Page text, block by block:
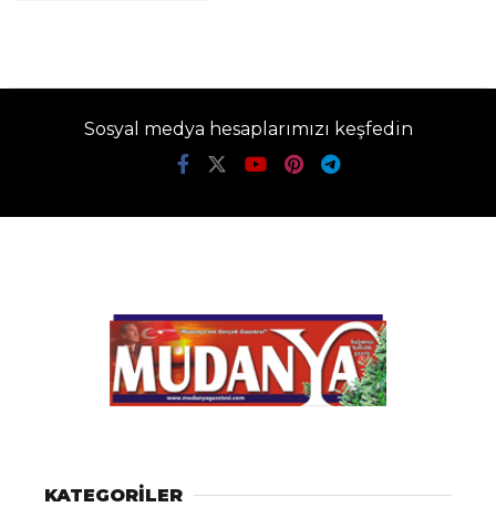
Sosyal medya hesaplarımızı keşfedin
KATEGORİLER